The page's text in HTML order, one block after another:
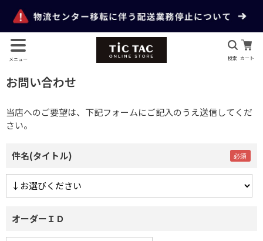
メニュー 検索 カート
お問い合わせ
当店へのご要望は、下記フォームにご記入のうえ送信してくだ
さい。
件名(タイトル)
オーダーＩＤ